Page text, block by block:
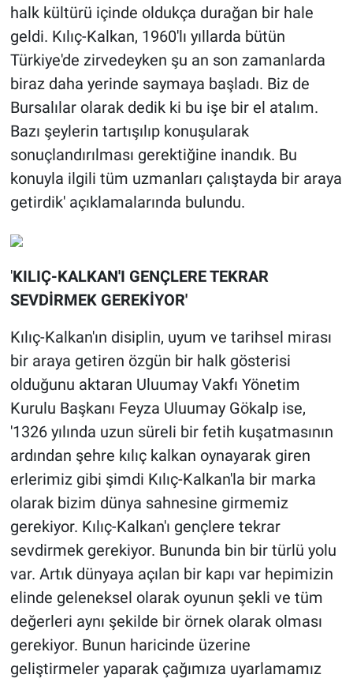
halk kültürü içinde oldukça durağan bir hale
geldi. Kılıç-Kalkan, 1960'lı yıllarda bütün
Türkiye'de zirvedeyken şu an son zamanlarda
biraz daha yerinde saymaya başladı. Biz de
Bursalılar olarak dedik ki bu işe bir el atalım.
Bazı şeylerin tartışılıp konuşularak
sonuçlandırılması gerektiğine inandık. Bu
konuyla ilgili tüm uzmanları çalıştayda bir araya
getirdik' açıklamalarında bulundu.
'KILIÇ-KALKAN'I GENÇLERE TEKRAR
SEVDİRMEK GEREKİYOR'
Kılıç-Kalkan'ın disiplin, uyum ve tarihsel mirası
bir araya getiren özgün bir halk gösterisi
olduğunu aktaran Uluumay Vakfı Yönetim
Kurulu Başkanı Feyza Uluumay Gökalp ise,
'1326 yılında uzun süreli bir fetih kuşatmasının
ardından şehre kılıç kalkan oynayarak giren
erlerimiz gibi şimdi Kılıç-Kalkan'la bir marka
olarak bizim dünya sahnesine girmemiz
gerekiyor. Kılıç-Kalkan'ı gençlere tekrar
sevdirmek gerekiyor. Bununda bin bir türlü yolu
var. Artık dünyaya açılan bir kapı var hepimizin
elinde geleneksel olarak oyunun şekli ve tüm
değerleri aynı şekilde bir örnek olarak olması
gerekiyor. Bunun haricinde üzerine
geliştirmeler yaparak çağımıza uyarlamamız